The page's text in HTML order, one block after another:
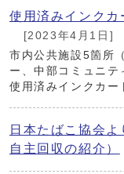
使用済みインクカ
[2023年4月1日]
市内公共施設5箇所
ー、中部コミュニ
使用済みインクカー
日本たばこ協会
自主回収の紹介）